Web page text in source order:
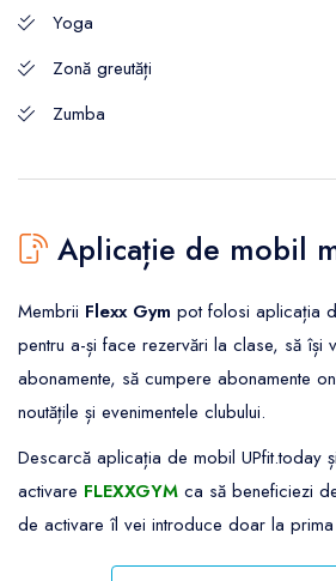
Yoga
Zonă greutăți
Zumba
Aplicație de mobil
Membrii Flexx Gym pot folosi aplicația
pentru a-și face rezervări la clase, să își
abonamente, să cumpere abonamente
noutățile și evenimentele clubului.
Descarcă aplicația de mobil UPfit.today
activare FLEXXGYM ca să beneficiezi
de activare îl vei introduce doar la prima